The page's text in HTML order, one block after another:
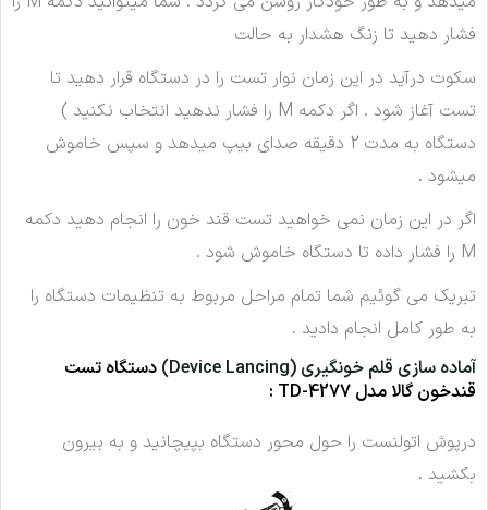
فشار دهید تا زنگ هشدار به حالت
سکوت درآید در این زمان نوار تست را در دستگاه قرار دهید تا
تست آغاز شود . اگر دکمه M را فشار ندهید انتخاب نکنید )
دستگاه به مدت 2 دقیقه صدای بیپ میدهد و سپس خاموش
میشود .
اگر در این زمان نمی خواهید تست قند خون را انجام دهید دکمه
M را فشار داده تا دستگاه خاموش شود .
تبریک می گوئیم شما تمام مراحل مربوط به تنظیمات دستگاه را
به طور کامل انجام دادید .
آماده سازى قلم خونگيرى (Device Lancing)
دستگاه تست
قندخون گالا مدل TD-4277 :
درپوش اتولنست را حول محور دستگاه بپیچانید و به بیرون
بکشید .